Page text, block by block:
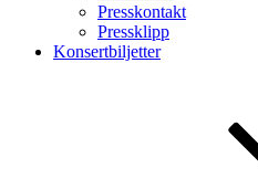
Presskontakt
Pressklipp
Konsertbiljetter